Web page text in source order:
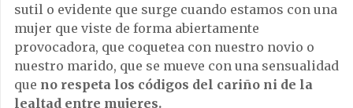
sutil o evidente que surge cuando estamos con una
mujer que viste de forma abiertamente
provocadora, que coquetea con nuestro novio o
nuestro marido, que se mueve con una sensualidad
que no respeta los códigos del cariño ni de la
lealtad entre mujeres.